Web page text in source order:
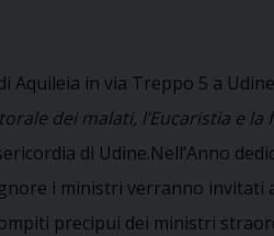
Aquileia in via Treppo 5 a Udine
dei malati, l’Eucaristia e la
di Udine.Nell’Anno
i ministri verranno invitati
precipui dei ministri